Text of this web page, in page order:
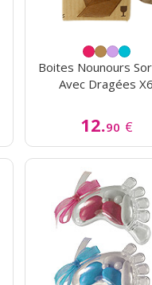
Boites Nounours
Avec Dragées X6
12.90 €